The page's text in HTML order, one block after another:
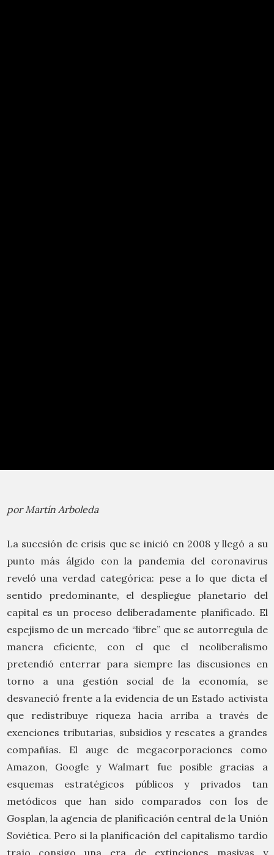
por Martín Arboleda
La sucesión de crisis que se inició en 2008 y llegó a su
punto más álgido con la pandemia del coronavirus
reveló una verdad categórica: pese a lo que dicta el
sentido predominante, el despliegue planetario del
capital es un proceso deliberadamente planificado. El
espejismo de un mercado “libre” que se autorregula de
manera eficiente, con el que el neoliberalismo
pretendió enterrar para siempre las discusiones en
torno a una gestión social de la economía, se
desvaneció frente a la evidencia de un Estado activista
que redistribuye riqueza hacia arriba a través de
exenciones tributarias, subsidios y rescates a grandes
compañías. El auge de megacorporaciones como
Amazon, Google y Walmart fue posible gracias a
esquemas estratégicos públicos y privados tan
metódicos que han sido comparados con los de
Gosplan, la agencia de planificación central de la Unión
Soviética. Pero si la planificación del capitalismo tardío
trajo consigo una era de extinciones masivas y